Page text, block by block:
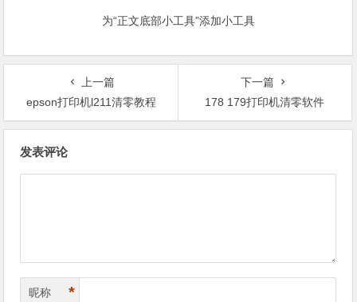
为“正文底部小工具”添加小工具
上一篇
epson打印机l211清零教程
下一篇
178 179打印机清零软件
发表评论
昵称 *